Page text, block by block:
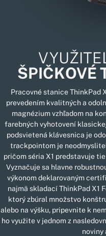
ŠPIČKOVÉ
Pracovné stanice ThinkPad
prevedením kvalitných a
magnézium vzhľadom na
farebných vyhotovení
podsvietená klávesnica je
trackpointom je
pričom séria X1 predstavuje
Vyznačuje sa hlavne
výkonom deklarovaným
najmä skladací ThinkPad X1
ktorý zbúral množstvo
alebo na výšku, pripevnite k
ho využite v jednom z
noviny